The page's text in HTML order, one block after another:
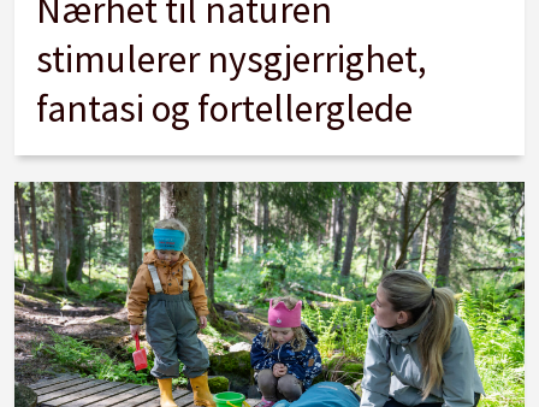
stimulerer nysgjerrighet,
fantasi og fortellerglede